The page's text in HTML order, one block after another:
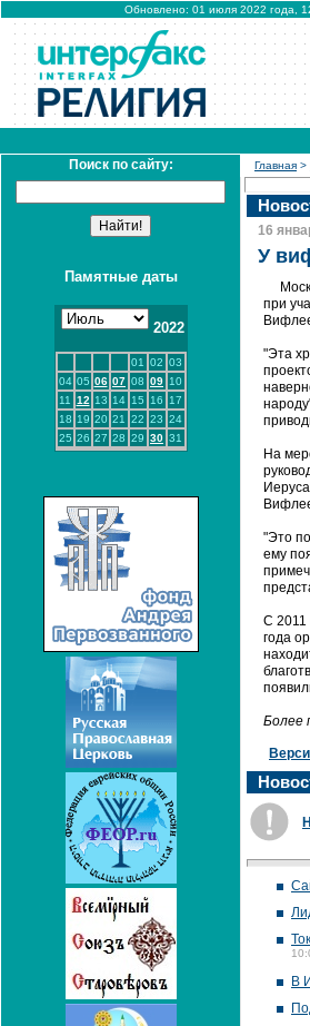
Обновлено: 01 июля 2022 года,
Поиск по сайту:
Памятные даты
2022
01 02 03
04 05 06 07 08 09 10
11
12 13 14 15 16
17
18 19 20 21 22 23 24
25 26 27 28 29 30 31
Главная >
16
У
при
"Эта
На
"Это
ему
С 2011
года
Более
В